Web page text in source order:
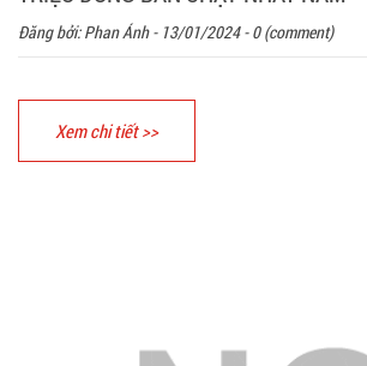
Đăng bởi:Phan Ánh- 13/01/2024 - 0 (comment)
Xem chi tiết >>